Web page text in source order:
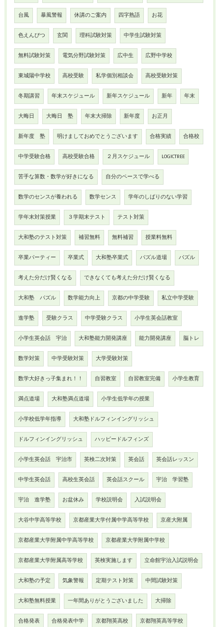
台風 暴風警報 休講のご案内 四字熟語 お花
色えんぴつ 玄関 理科試験対策 中学生試験対策
無料試験対策 電気分野試験対策 広中生 広野中学校
東城陽中学校 高校受験 私学個別相談会 高校受験対策
冬期講習 年末スケジュール 新年スケジュール 新年 年末
大晦日 大晦日 塾 年末大掃除 新年度 お正月
新年度 塾 明けましておめでとうございます 合格実績 合格校
中学受験合格 高校受験合格 ２月スケジュール LOGICTREE
苦手な算数・数学が好きになる 自分のペースで学べる
数学のセンスが養われる 数学センス 学年のしばりのない学習
学年末対策授業 ３学期末テスト テスト対策
大和塾のテスト対策 補習無料 無料補習 授業料無料
卒業パーティー 卒業式 大和塾卒業式 パズル道場 パズル
考えた分だけ賢くなる できなくても考えた分だけ賢くなる
大和塾 パズル 数学能力向上 京都の中学受験 私立中学受験
進学塾 受験クラス 中学受験クラス 小学生英会話教室
小学生英会話 宇治 大和塾能力開発講座 能力開発講座 脳トレ
数学対策 中学受験対策 大学受験対策
数学大好きっ子集まれ！！ 自習教室 自習教室完備 小学生教育
満点道場 大和塾満点道場 小学生低学年の授業
小学校低学年指導 大和塾ドルフィンイングリッシュ
ドルフィンイングリッシュ ハッピードルフィンズ
小学生英会話 宇治市 英検二次対策 英会話 英会話レッスン
中学生英会話 高校生英会話 英会話スクール 宇治 学習塾
宇治 進学塾 お盆休み 学校説明会 入試説明会
大谷中学高等学校 京都産業大学付属中学高等学校 京産大附属
京都産業大学附属中学高等学校 京都産業大学附属中学校
京都産業大学附属高等学校 英検実施します 立命館宇治入試説明会
大和塾の予定 気象警報 定期テスト対策 中間試験対策
大和塾無料授業 一年間ありがとうございました 大掃除
合格発表 合格発表中学 京都翔英高校 京都翔英高等学校